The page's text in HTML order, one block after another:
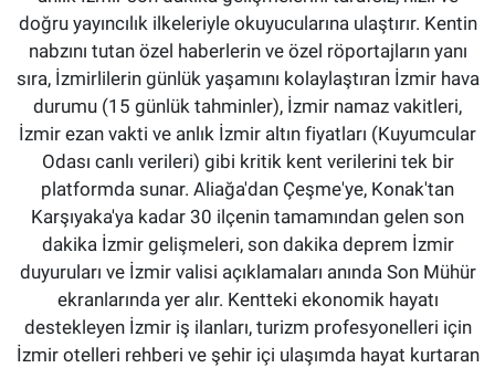
doğru yayıncılık ilkeleriyle okuyucularına ulaştırır. Kentin
nabzını tutan özel haberlerin ve özel röportajların yanı
sıra, İzmirlilerin günlük yaşamını kolaylaştıran İzmir hava
durumu (15 günlük tahminler), İzmir namaz vakitleri,
İzmir ezan vakti ve anlık İzmir altın fiyatları (Kuyumcular
Odası canlı verileri) gibi kritik kent verilerini tek bir
platformda sunar. Aliağa'dan Çeşme'ye, Konak'tan
Karşıyaka'ya kadar 30 ilçenin tamamından gelen son
dakika İzmir gelişmeleri, son dakika deprem İzmir
duyuruları ve İzmir valisi açıklamaları anında Son Mühür
ekranlarında yer alır. Kentteki ekonomik hayatı
destekleyen İzmir iş ilanları, turizm profesyonelleri için
İzmir otelleri rehberi ve şehir içi ulaşımda hayat kurtaran